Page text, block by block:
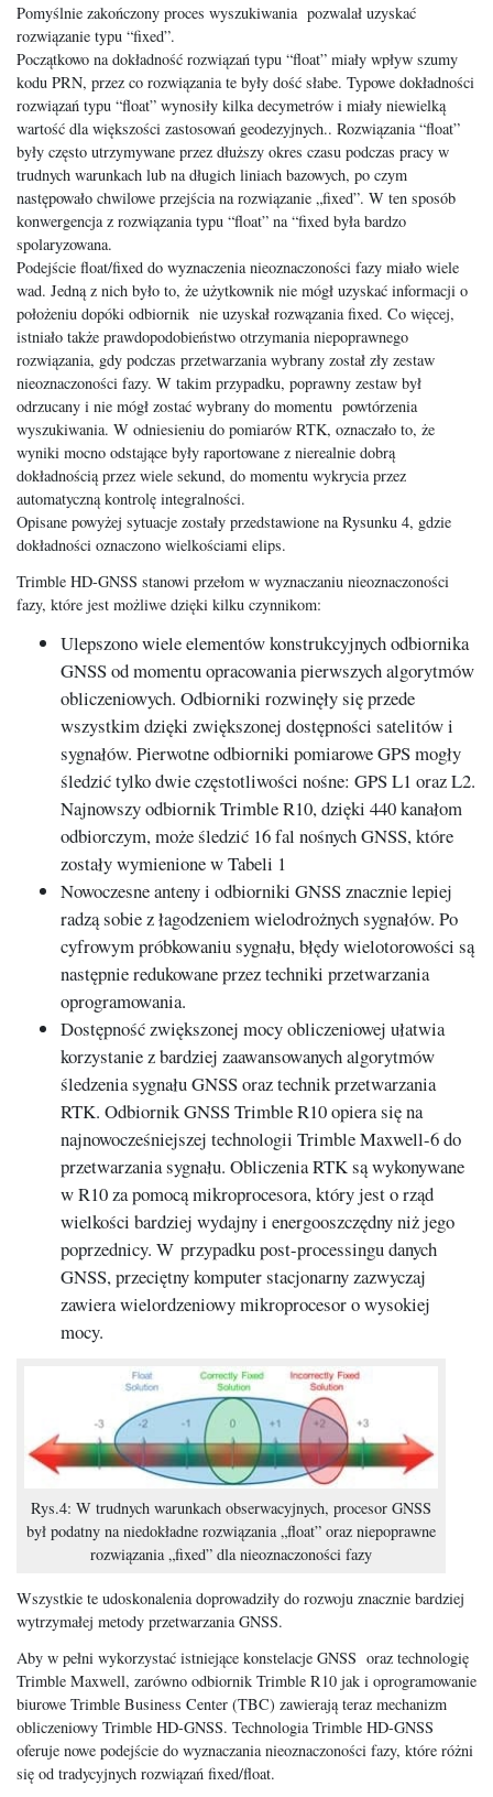
Pomyślnie zakończony proces wyszukiwania pozwalał uzyskać
rozwiązanie typu “fixed”.
Początkowo na dokładność rozwiązań typu “float” miały wpływ szumy
kodu PRN, przez co rozwiązania te były dość słabe. Typowe dokładności
rozwiązań typu “float” wynosiły kilka decymetrów i miały niewielką
wartość dla większości zastosowań geodezyjnych.. Rozwiązania “float”
były często utrzymywane przez dłuższy okres czasu podczas pracy w
trudnych warunkach lub na długich liniach bazowych, po czym
następowało chwilowe przejścia na rozwiązanie „fixed”. W ten sposób
konwergencja z rozwiązania typu “float” na “fixed była bardzo
spolaryzowana.
Podejście float/fixed do wyznaczenia nieoznaczoności fazy miało wiele
wad. Jedną z nich było to, że użytkownik nie mógł uzyskać informacji o
położeniu dopóki odbiornik nie uzyskał rozwązania fixed. Co więcej,
istniało także prawdopodobieństwo otrzymania niepoprawnego
rozwiązania, gdy podczas przetwarzania wybrany został zły zestaw
nieoznaczoności fazy. W takim przypadku, poprawny zestaw był
odrzucany i nie mógł zostać wybrany do momentu powtórzenia
wyszukiwania. W odniesieniu do pomiarów RTK, oznaczało to, że
wyniki mocno odstające były raportowane z nierealnie dobrą
dokładnością przez wiele sekund, do momentu wykrycia przez
automatyczną kontrolę integralności.
Opisane powyżej sytuacje zostały przedstawione na Rysunku 4, gdzie
dokładności oznaczono wielkościami elips.
Trimble HD-GNSS stanowi przełom w wyznaczaniu nieoznaczoności
fazy, które jest możliwe dzięki kilku czynnikom:
Ulepszono wiele elementów konstrukcyjnych odbiornika
GNSS od momentu opracowania pierwszych algorytmów
obliczeniowych. Odbiorniki rozwinęły się przede
wszystkim dzięki zwiększonej dostępności satelitów i
sygnałów. Pierwotne odbiorniki pomiarowe GPS mogły
śledzić tylko dwie częstotliwości nośne: GPS L1 oraz L2.
Najnowszy odbiornik Trimble R10, dzięki 440 kanałom
odbiorczym, może śledzić 16 fal nośnych GNSS, które
zostały wymienione w Tabeli 1
Nowoczesne anteny i odbiorniki GNSS znacznie lepiej
radzą sobie z łagodzeniem wielodrożnych sygnałów. Po
cyfrowym próbkowaniu sygnału, błędy wielotorowości są
następnie redukowane przez techniki przetwarzania
oprogramowania.
Dostępność zwiększonej mocy obliczeniowej ułatwia
korzystanie z bardziej zaawansowanych algorytmów
śledzenia sygnału GNSS oraz technik przetwarzania
RTK. Odbiornik GNSS Trimble R10 opiera się na
najnowocześniejszej technologii Trimble Maxwell-6 do
przetwarzania sygnału. Obliczenia RTK są wykonywane
w R10 za pomocą mikroprocesora, który jest o rząd
wielkości bardziej wydajny i energooszczędny niż jego
poprzednicy. W przypadku post-processingu danych
GNSS, przeciętny komputer stacjonarny zazwyczaj
zawiera wielordzeniowy mikroprocesor o wysokiej
mocy.
Rys.4: W trudnych warunkach obserwacyjnych, procesor GNSS
był podatny na niedokładne rozwiązania „float” oraz niepoprawne
rozwiązania „fixed” dla nieoznaczoności fazy
Wszystkie te udoskonalenia doprowadziły do rozwoju znacznie bardziej
wytrzymałej metody przetwarzania GNSS.
Aby w pełni wykorzystać istniejące konstelacje GNSS oraz technologię
Trimble Maxwell, zarówno odbiornik Trimble R10 jak i oprogramowanie
biurowe Trimble Business Center (TBC) zawierają teraz mechanizm
obliczeniowy Trimble HD-GNSS. Technologia Trimble HD-GNSS
oferuje nowe podejście do wyznaczania nieoznaczoności fazy, które różni
się od tradycyjnych rozwiązań fixed/float.